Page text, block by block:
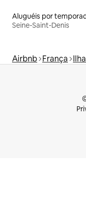
Seine-Saint-Denis
Airbnb França